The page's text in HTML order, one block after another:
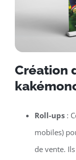
Création
Roll-ups:
mobiles)
de vente.